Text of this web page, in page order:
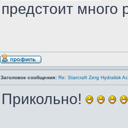
предстоит много
Заголовок сообщения: Re: Starcraft Zerg Hydralisk
Прикольно!